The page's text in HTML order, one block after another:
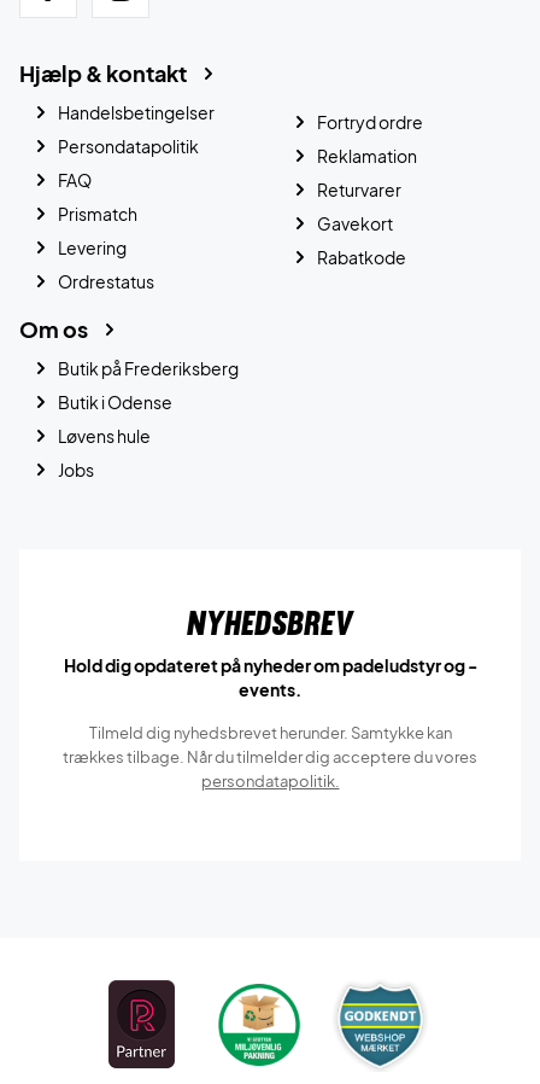
Hjælp & kontakt
Handelsbetingelser
Persondatapolitik
FAQ
Prismatch
Levering
Ordrestatus
Fortryd ordre
Reklamation
Returvarer
Gavekort
Rabatkode
Om os
Butik på Frederiksberg
Butik i Odense
Løvens hule
Jobs
Nyhedsbrev
Hold dig opdateret på nyheder om padeludstyr og -
events.
Tilmeld dig nyhedsbrevet herunder. Samtykke kan
trækkes tilbage. Når du tilmelder dig acceptere du vores
persondatapolitik.